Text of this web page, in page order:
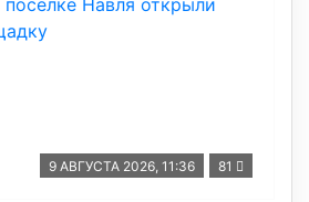
9 АВГУСТА 2026, 11:36 81